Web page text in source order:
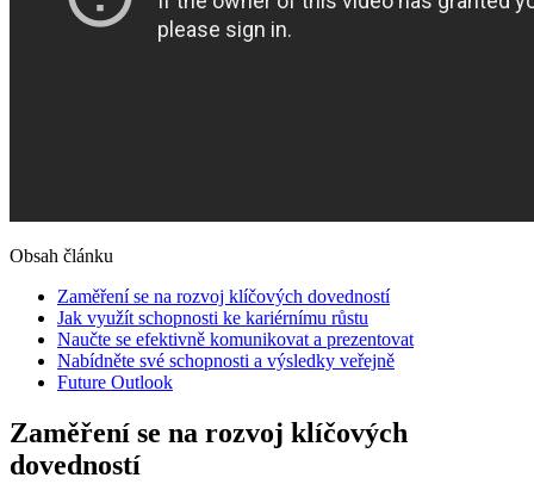
Obsah článku
Zaměření se na rozvoj klíčových dovedností
Jak využít schopnosti ke kariérnímu růstu
Naučte se efektivně komunikovat a prezentovat
Nabídněte své schopnosti a výsledky veřejně
Future Outlook
Zaměření se na rozvoj klíčových
dovedností